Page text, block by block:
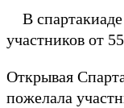
В спартакиаде
участников от
Открывая
пожелала